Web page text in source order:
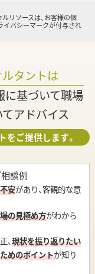
リソースは、お客様の個
イバシーマークが付与され
タントは
に基づいて職場
アドバイス
をご提供します。
談例
安があり、客観的な意
の見極め方がわから
、現状を振り返りたい
めのポイントが知り